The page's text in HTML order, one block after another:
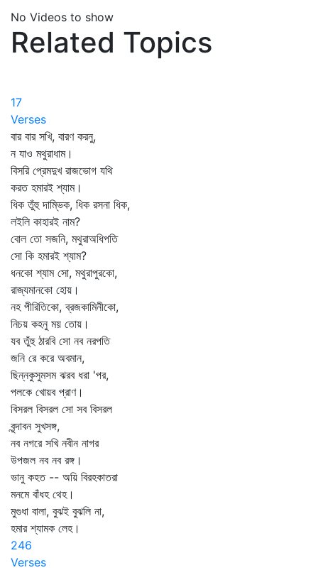
No Videos to show
Related Topics
17
Verses
বার বার সখি, বারণ করনু,
ন যাও মথুরাধাম।
বিসরি প্রেমদুখ রাজভোগ যথি
করত হমারই শ্যাম।
ধিক তুঁহু দাম্ভিক, ধিক রসনা ধিক,
লইলি কাহারই নাম?
বোল তো সজনি, মথুরাঅধিপতি
সো কি হমারই শ্যাম?
ধনকো শ্যাম সো, মথুরাপুরকো,
রাজ্যমানকো হোয়।
নহ পীরিতিকো, ব্রজকামিনীকো,
নিচয় কহনু ময় তোয়।
যব তুঁহু ঠারবি সো নব নরপতি
জনি রে করে অবমান,
ছিন্নকুসুমসম ঝরব ধরা 'পর,
পলকে খোয়ব প্রাণ।
বিসরল বিসরল সো সব বিসরল
বৃন্দাবন সুখসঙ্গ,
নব নগরে সখি নবীন নাগর
উপজল নব নব রঙ্গ।
ভানু কহত -- অয়ি বিরহকাতরা
মনমে বাঁধহ থেহ।
মুগুধা বালা, বুঝই বুঝলি না,
হমার শ্যামক লেহ।
246
Verses